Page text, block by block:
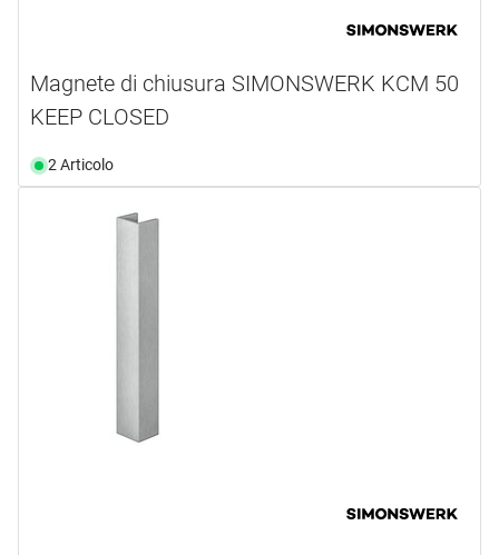
Magnete di chiusura SIMONSWERK KCM 50
KEEP CLOSED
2 Articolo